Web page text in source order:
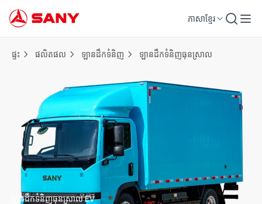
ភាសាខ្មែរ
ផ្ទះ ផលិតផល ឡានដឹកទំនិញ ឡានដឹកទំនិញធុនស្រាល
ឡានដឹកទំនិញធុនស្រាល EV